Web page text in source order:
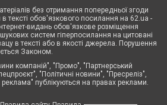
без отримання попередньої згоди
тексті обов'язкового посилання на 62.ua -
видань обов'язкове розміщення
систем гіперпосилання на цитовані
в тексті або в якості джерела. Порушення
Законом.
компаній", "Промо", "Партнерський
"Політичні новини", "Пресреліз",
реклама" публікуються на правах реклами.